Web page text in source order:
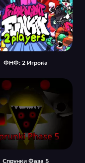
ФНФ: 2 Игрока
Спрунки Фаза 5